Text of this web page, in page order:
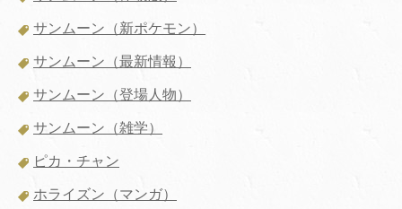
サンムーン（新ポケモン）
サンムーン（最新情報）
サンムーン（登場人物）
サンムーン（雑学）
ピカ・チャン
ホライズン（マンガ）